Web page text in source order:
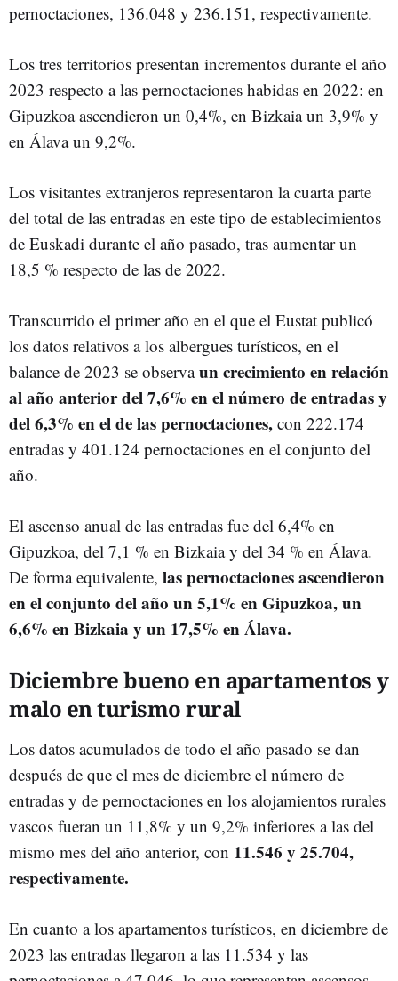
pernoctaciones, 136.048 y 236.151, respectivamente.
Los tres territorios presentan incrementos durante el año
2023 respecto a las pernoctaciones habidas en 2022: en
Gipuzkoa ascendieron un 0,4%, en Bizkaia un 3,9% y
en Álava un 9,2%.
Los visitantes extranjeros representaron la cuarta parte
del total de las entradas en este tipo de establecimientos
de Euskadi durante el año pasado, tras aumentar un
18,5 % respecto de las de 2022.
Transcurrido el primer año en el que el Eustat publicó
los datos relativos a los albergues turísticos, en el
balance de 2023 se observaun crecimiento en relación
al año anterior del 7,6% en el número de entradas y
del 6,3% en el de las pernoctaciones, con 222.174
entradas y 401.124 pernoctaciones en el conjunto del
año.
El ascenso anual de las entradas fue del 6,4% en
Gipuzkoa, del 7,1 % en Bizkaia y del 34 % en Álava.
De forma equivalente, las pernoctaciones ascendieron
en el conjunto del año un 5,1% en Gipuzkoa, un
6,6% en Bizkaia y un 17,5% en Álava.
Diciembre bueno en apartamentos y
malo en turismo rural
Los datos acumulados de todo el año pasado se dan
después de que el mes de diciembre el número de
entradas y de pernoctaciones en los alojamientos rurales
vascos fueran un 11,8% y un 9,2% inferiores a las del
mismo mes del año anterior, con 11.546 y 25.704,
respectivamente.
En cuanto a los apartamentos turísticos, en diciembre de
2023 las entradas llegaron a las 11.534 y las